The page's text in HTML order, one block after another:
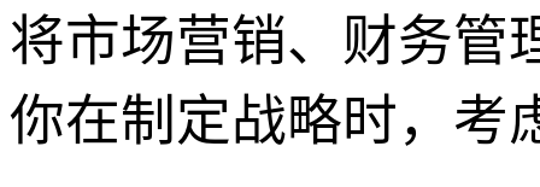
将市场营销、财务管
你在制定战略时，考